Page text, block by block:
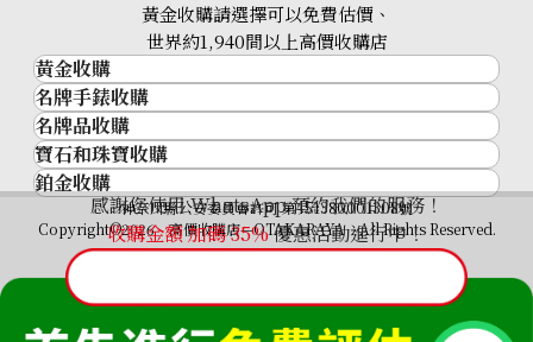
感謝您使用 WhatsApp 預約我們的服務！
收購金額 加碼35%優惠活動進行中！
黃金收購請選擇可以免費估價、
世界約1,940間以上高價收購店
黃金收購
黃金･金條
金條
金幣及銀幣
過去十年黃金價格
金飾
金戒指
金頸鍊
名牌手錶收購
名牌手錶收購
勞力士 (Rolex)
Patek Philippe
Audemars Piguet
Vacheron Constantin
A. Lange & Söhne
Breguet
名牌品收購
名牌品收購
HERMES
LOUIS VUITTON
CHANEL
卡地亞（Cartier）
CELINE
寶石和珠寶收購
寶石和珠寶
祖母綠
藍寶石
紅寶石
鉑金收購
神奈川縣公安委員會許可 第451380001308號
Copyright©2026 高價收購店—OTAKARAYA All Rights Reserved.